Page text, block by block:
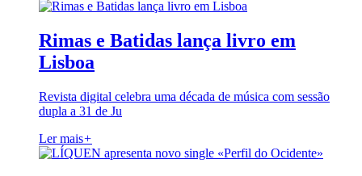
Rimas e Batidas lança livro em
Lisboa
Revista digital celebra uma década de música com sessão
dupla a 31 de Ju
Ler mais+